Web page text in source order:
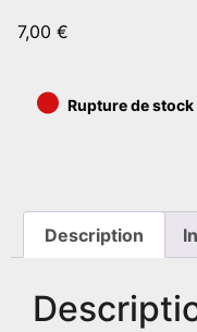
7,00 €
• Rupture de stock
Description